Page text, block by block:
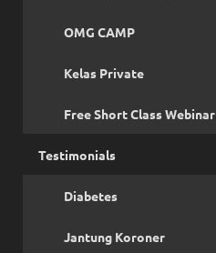
OMG CAMP
Kelas Private
Free Short Class Webinar
Testimonials
Diabetes
Jantung Koroner